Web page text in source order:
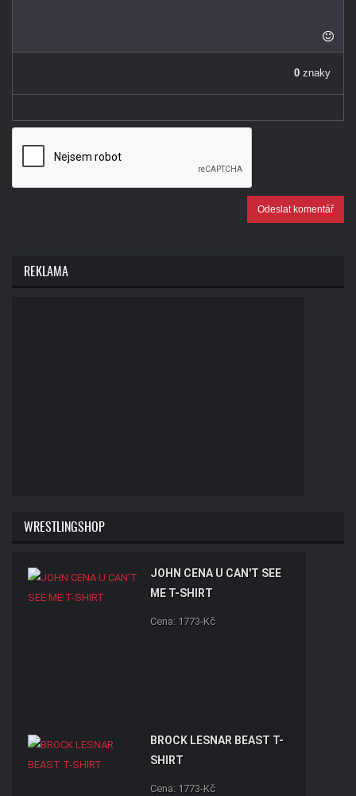
-
0 znaky
Odeslat komentář
REKLAMA
WRESTLINGSHOP
JOHN CENA U CAN'T SEE
ME T-SHIRT
Cena: 1773-Kč
BROCK LESNAR BEAST T-
SHIRT
Cena: 1773-Kč